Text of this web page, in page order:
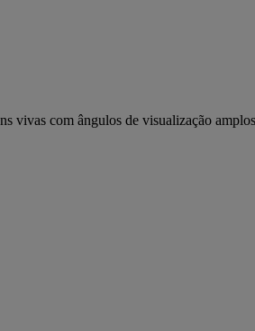
vivas com ângulos de visualização